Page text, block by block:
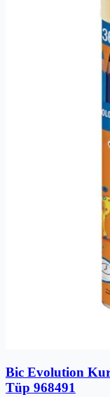
Bic Evolution
Tüp 968491